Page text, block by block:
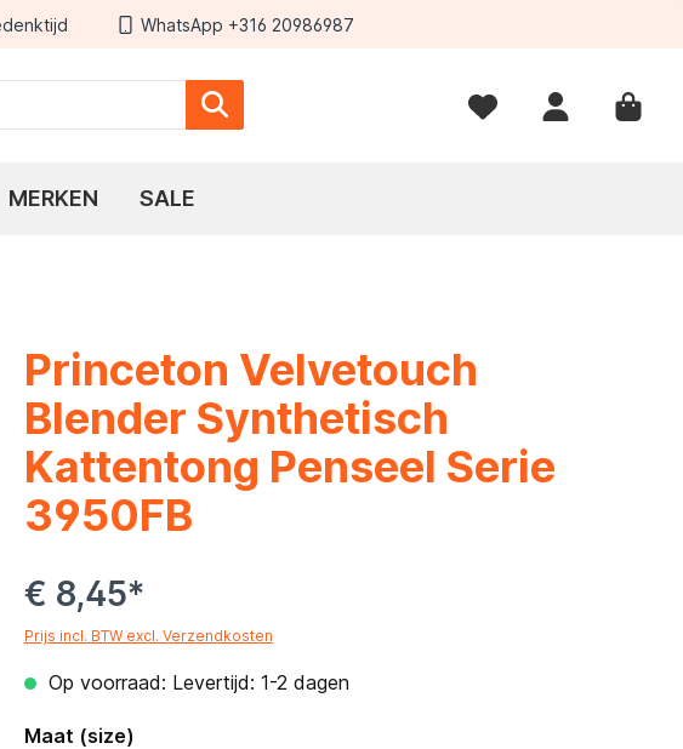
WhatsApp +316 20986987
MERKEN SALE
Princeton Velvetouch
Blender Synthetisch
Kattentong Penseel Serie
3950FB
€ 8,45*
Prijs incl. BTW excl. Verzendkosten
Op voorraad: Levertijd: 1-2 dagen
Maat (size)